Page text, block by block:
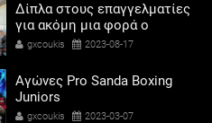
Δίπλα στους επαγγελματίες
για ακόμη μια φορά ο
Αντιδήμαρχος προσόδων
Καψοκόλης
gxcoukis 2023-08-17
Αγώνες Pro Sanda Boxing
Juniors
gxcoukis 2023-03-07